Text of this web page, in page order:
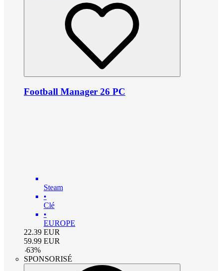
Football Manager 26 PC
Steam
•
Clé
•
EUROPE
22.39 EUR
59.99 EUR
-63%
SPONSORISÉ